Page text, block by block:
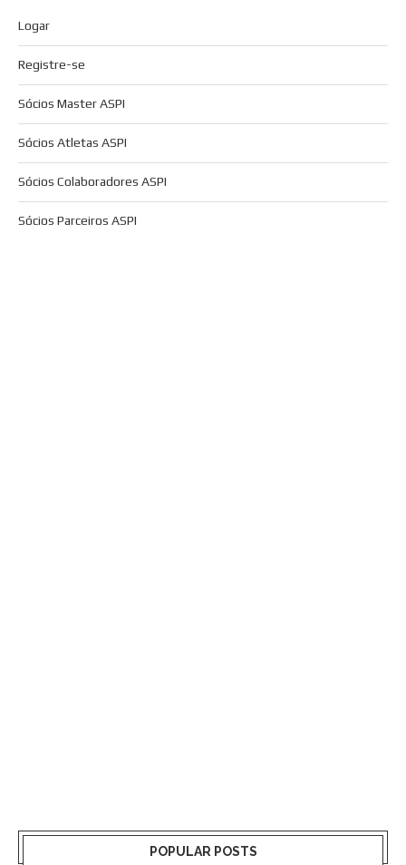
Logar
Registre-se
Sócios Master ASPI
Sócios Atletas ASPI
Sócios Colaboradores ASPI
Sócios Parceiros ASPI
POPULAR POSTS